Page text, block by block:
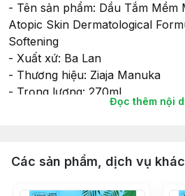
- Tên sản phẩm: Dầu Tắm Mềm
Atopic Skin Dermatological
Softening
- Xuất xứ: Ba Lan
- Thương hiệu: Ziaja Manuka
- Trọng lượng: 270ml
- Tổ chức chịu trách nhiệm về
Đọc thêm nội
Các sản phẩm, dịch vụ khác